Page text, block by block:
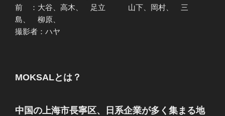
前 ：大谷、高木、 足立 山下、岡村、 三
島、 柳原、
撮影者：ハヤ
MOKSALとは？
中国の上海市長寧区、日系企業が多く集まる地